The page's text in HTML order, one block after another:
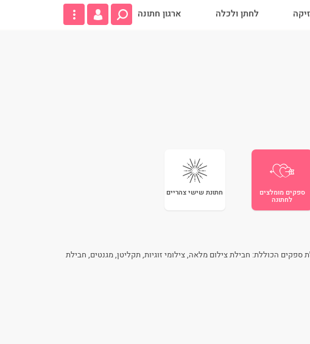
לחתן ולכלה ארגון חתונה
ספקים מומלצים
לחתונה
חתונת שישי צהריים
הכוללת: חבילת צילום מלאה, צילומי זוגיות, תקליטן, מגנטים, חבילת